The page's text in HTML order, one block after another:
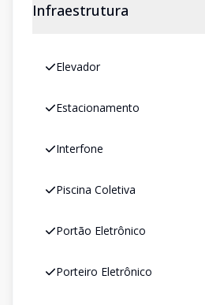
Infraestrutura
Elevador
Estacionamento
Interfone
Piscina Coletiva
Portão Eletrônico
Porteiro Eletrônico